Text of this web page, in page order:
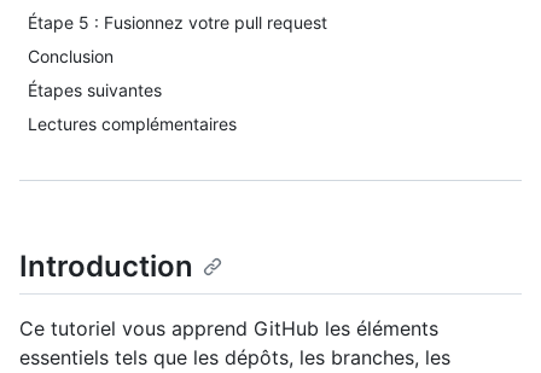
Étape 5 : Fusionnez votre pull request
Conclusion
Étapes suivantes
Lectures complémentaires
Introduction
Ce tutoriel vous apprend GitHub les éléments
essentiels tels que les dépôts, les branches, les